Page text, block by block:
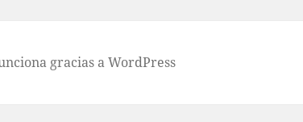
gracias a WordPress